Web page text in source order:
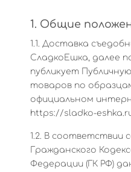
1. Общие
1.1. Доставка
СладкоЕшка, далее
публикует
товаров по
официальном
https://sladko-
1.2. В соответствии
Гражданского
Федерации (ГК РФ)